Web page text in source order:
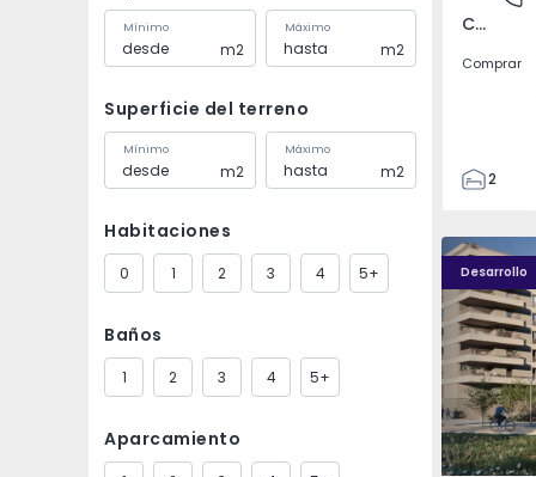
Mínimo
m2
Máximo
m2
Superficie del terreno
Mínimo
m2
Máximo
m2
Habitaciones
0 1 2 3 4 5+
Baños
1 2 3 4 5+
Aparcamiento
Covilhã e Canhoso, Castelo Branco
Comprar
2
85
85
0
4
Desarrollo
PLENO JARDIM - 4 PLENO